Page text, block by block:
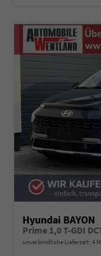
Hyundai BAYON
Prime 1,0 T-GDI
unverbindliche Lieferzeit: 4